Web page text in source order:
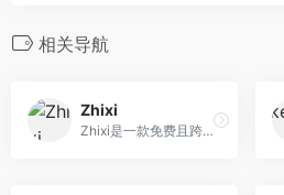
相关导航
Zhixi
Zhixi是一款免费且跨平台的思维导图软件